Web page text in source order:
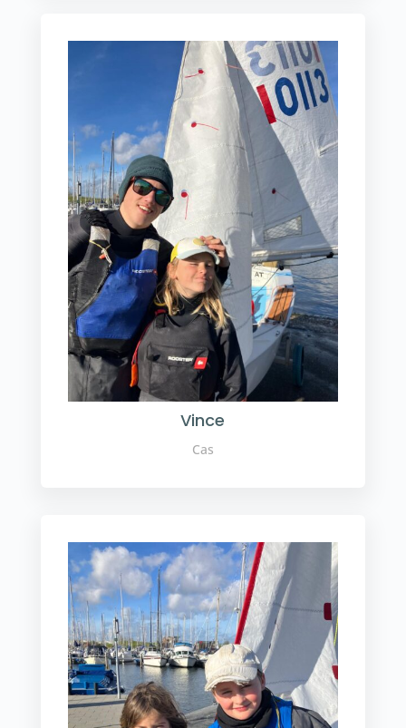
Vince
Cas